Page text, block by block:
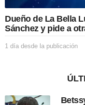
ó
n
Dueño de La Bella
Sánchez y pide a
1 día desde la publicación
d
s